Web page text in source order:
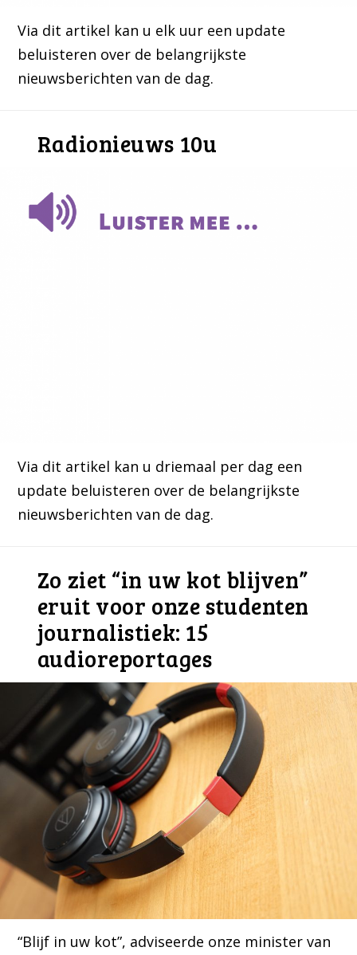
Via dit artikel kan u elk uur een update
beluisteren over de belangrijkste
nieuwsberichten van de dag.
Radionieuws 10u
Via dit artikel kan u driemaal per dag een
update beluisteren over de belangrijkste
nieuwsberichten van de dag.
Zo ziet “in uw kot blijven”
eruit voor onze studenten
journalistiek: 15
audioreportages
“Blijf in uw kot”, adviseerde onze minister van